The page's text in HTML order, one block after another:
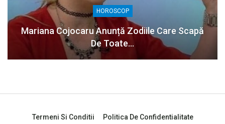
HOROSCOP
Mariana Cojocaru Anunță Zodiile Care Scapă
De Toate…
Termeni Si Conditii Politica De Confidentialitate